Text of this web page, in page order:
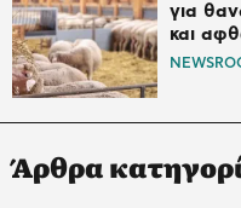
για
και
Άρθρα